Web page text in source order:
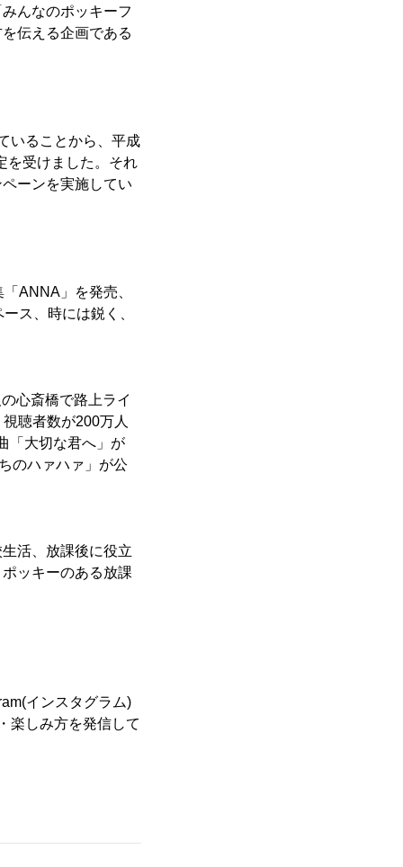
んなのポッキーフ
伝える企画である
いることから、平成
を受けました。それ
ーンを実施してい
ANNA」を発売、
ス、時には鋭く、
心斎橋で路上ライ
聴者数が200万人
「大切な君へ」が
のハァハァ」が公
活、放課後に役立
ッキーのある放課
インスタグラム)
楽しみ方を発信して